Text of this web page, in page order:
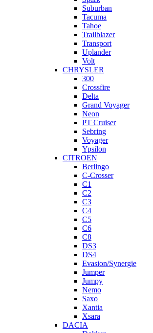
Suburban
Tacuma
Tahoe
Trailblazer
Transport
Uplander
Volt
CHRYSLER
300
Crossfire
Delta
Grand Voyager
Neon
PT Cruiser
Sebring
Voyager
Ypsilon
CITROEN
Berlingo
C-Crosser
C1
C2
C3
C4
C5
C6
C8
DS3
DS4
Evasion/Synergie
Jumper
Jumpy
Nemo
Saxo
Xantia
Xsara
DACIA